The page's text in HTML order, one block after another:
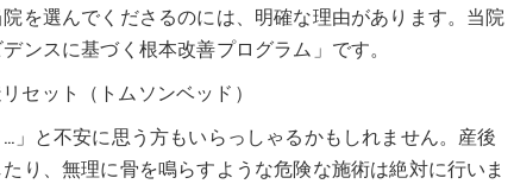
を選んでくださるのには、明確な理由があります。当院
ンスに基づく根本改善プログラム」です。
セット（トムソンベッド）
」と不安に思う方もいらっしゃるかもしれません。産後
り、無理に骨を鳴らすような危険な施術は絶対に行いま